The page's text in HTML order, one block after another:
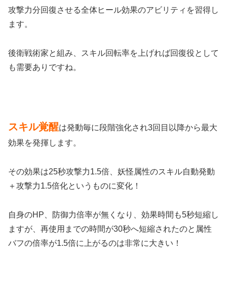
攻撃力分回復させる全体ヒール効果のアビリティを習得し
ます。
後衛戦術家と組み、スキル回転率を上げれば回復役として
も需要ありですね。
スキル覚醒は発動毎に段階強化され3回目以降から最大
効果を発揮します。
その効果は25秒攻撃力1.5倍、妖怪属性のスキル自動発動
＋攻撃力1.5倍化というものに変化！
自身のHP、防御力倍率が無くなり、効果時間も5秒短縮し
ますが、再使用までの時間が30秒へ短縮されたのと属性
バフの倍率が1.5倍に上がるのは非常に大きい！